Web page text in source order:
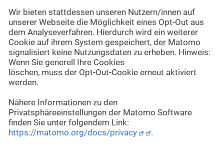
Wir bieten stattdessen unseren Nutzern/innen auf
unserer Webseite die Möglichkeit eines Opt-Out aus
dem Analyseverfahren. Hierdurch wird ein weiterer
Cookie auf ihrem System gespeichert, der Matomo
signalisiert keine Nutzungsdaten zu erheben. Hinweis:
Wenn Sie generell Ihre Cookies
löschen, muss der Opt-Out-Cookie erneut aktiviert
werden.
Nähere Informationen zu den
Privatsphäreeinstellungen der Matomo Software
finden Sie unter folgendem Link:
https://matomo.org/docs/privacy
.